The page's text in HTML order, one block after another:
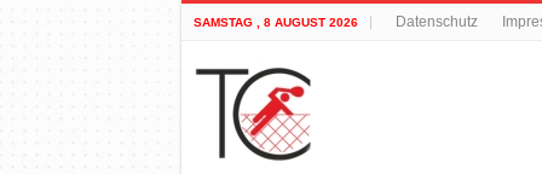
SAMSTAG , 8 AUGUST 2026 Datenschutz